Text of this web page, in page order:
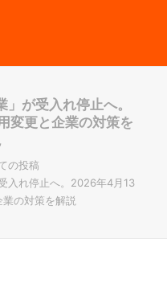
」が受入れ停止へ。
変更と企業の対策を
の投稿
入れ停止へ。2026年4月13
の対策を解説